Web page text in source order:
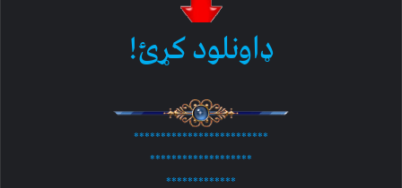
ډاونلود کړئ!
*************************
*******************
*************